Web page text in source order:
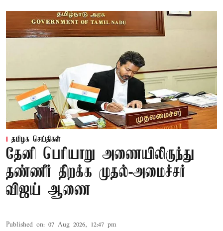
தமிழக செய்திகள்
தேனி பெரியாறு அணையிலிருந்து
தண்ணீர் திறக்க முதல்-அமைச்சர்
விஜய் ஆணை
Published on: 07 Aug 2026, 12:47 pm